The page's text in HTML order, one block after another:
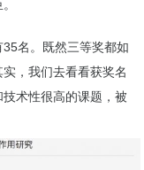
名。既然三等奖都如
，我们去看看获奖名
术性很高的课题，被